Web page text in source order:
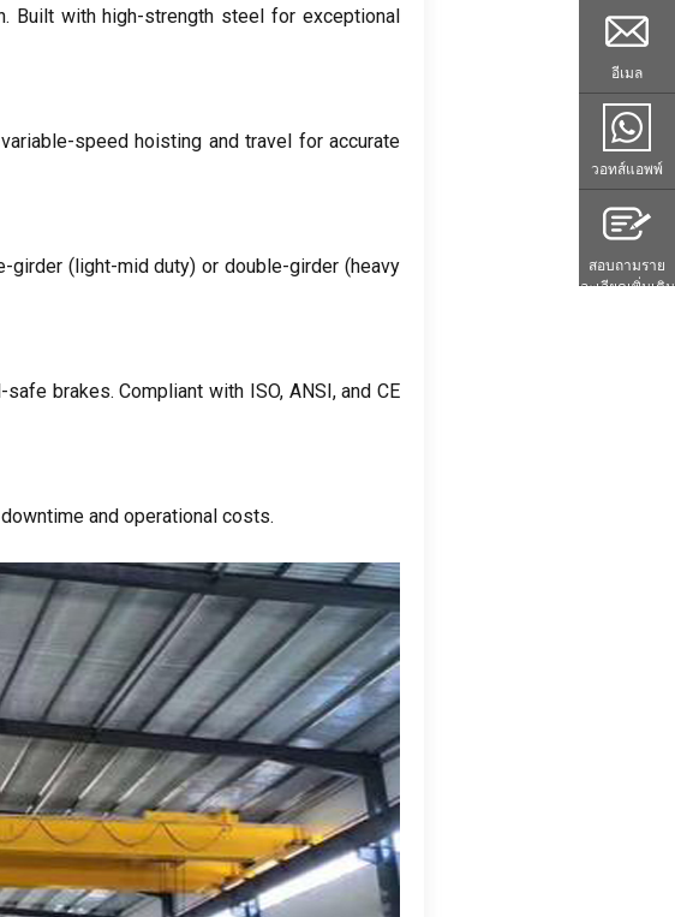
. Built with high-strength steel for exceptional
speed hoisting and travel for accurate
girder(light-mid duty)or double-girder (heavy
safe brakes.Compliant with ISO, ANSI,and CE
and operational costs.
อีเมล
วอทส์แอพพ์
สอบถามราย
ละเอียดเพิ่มเติม